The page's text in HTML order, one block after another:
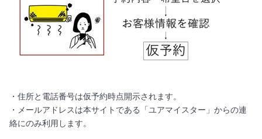
・住所と電話番号は仮予約時点開示されます。
・メールアドレスは本サイトである「ユアマイスター」からの連
絡にのみ利用します。